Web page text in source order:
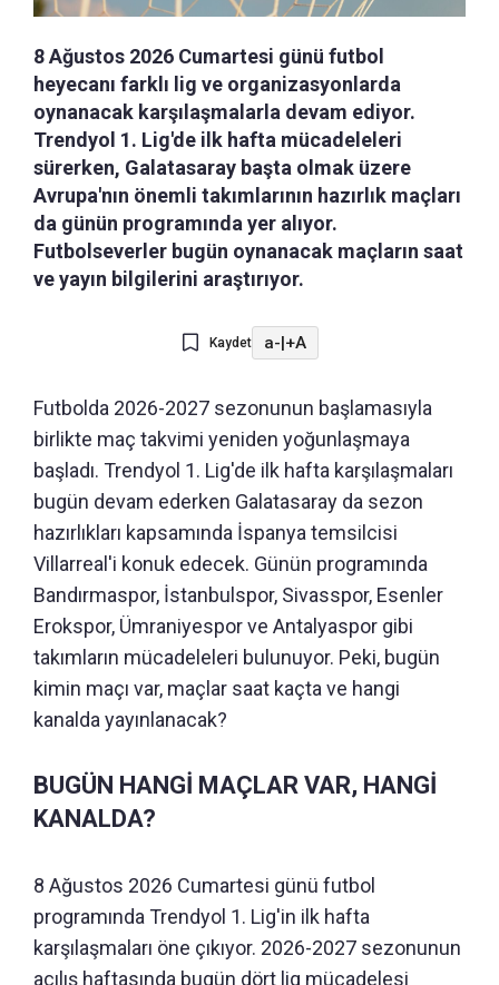
8 Ağustos 2026 Cumartesi günü futbol
heyecanı farklı lig ve organizasyonlarda
oynanacak karşılaşmalarla devam ediyor.
Trendyol 1. Lig'de ilk hafta mücadeleleri
sürerken, Galatasaray başta olmak üzere
Avrupa'nın önemli takımlarının hazırlık maçları
da günün programında yer alıyor.
Futbolseverler bugün oynanacak maçların saat
ve yayın bilgilerini araştırıyor.
Kaydet a-|+A
Futbolda 2026-2027 sezonunun başlamasıyla
birlikte maç takvimi yeniden yoğunlaşmaya
başladı. Trendyol 1. Lig'de ilk hafta karşılaşmaları
bugün devam ederken Galatasaray da sezon
hazırlıkları kapsamında İspanya temsilcisi
Villarreal'i konuk edecek. Günün programında
Bandırmaspor, İstanbulspor, Sivasspor, Esenler
Erokspor, Ümraniyespor ve Antalyaspor gibi
takımların mücadeleleri bulunuyor. Peki, bugün
kimin maçı var, maçlar saat kaçta ve hangi
kanalda yayınlanacak?
BUGÜN HANGİ MAÇLAR VAR, HANGİ
KANALDA?
8 Ağustos 2026 Cumartesi günü futbol
programında Trendyol 1. Lig'in ilk hafta
karşılaşmaları öne çıkıyor. 2026-2027 sezonunun
açılış haftasında bugün dört lig mücadelesi